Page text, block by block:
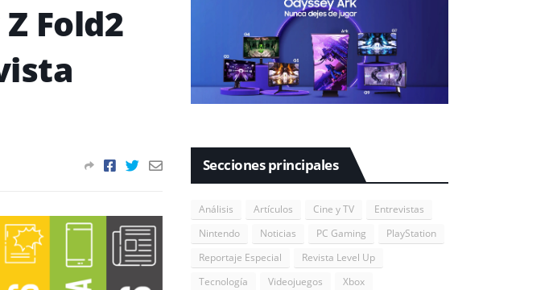
Fold2
Secciones principales
Análisis Artículos Cine y TV
Entrevistas
Nintendo
Noticias PC Gaming
PlayStation
Reportaje Especial
Revista Level Up
Tecnología
Videojuegos Xbox